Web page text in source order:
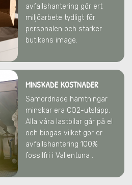
avfallshantering gör ert
miljöarbete tydligt för
personalen och stärker
butikens image.
MINSKADE KOSTNADER
Samordnade hämtningar
minskar era CO2-utsläpp.
Alla våra lastbilar går på el
och biogas vilket gör er
avfallshantering 100%
fossilfri i Vallentuna .